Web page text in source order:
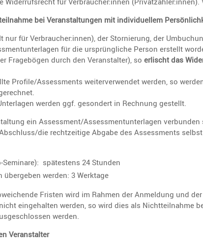
bei Veran­stal­tungen mit indivi­du­ellem
für Verbraucher:innen), der Stornie­rung, der
für die ursprüng­liche Person erstellt
Frage­bögen durch den Veran­stalter), soerlischt das
Profile/Assessments weiter­ver­wendet werden, so
werden ggf. geson­dert in Rechnung gestellt.
ein Assessment/Assessmentunterlagen
die recht­zei­tige Abgabe des Assess­ments
spätes­tens 24 Stunden
werden: 3 Werktage
Fristen wird im Rahmen der Anmel­dung und
einge­halten werden, so wird dies als Nicht­teil­nahme
werden.
Veranstalter